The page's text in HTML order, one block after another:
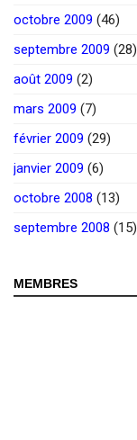
octobre 2009 (46)
septembre 2009 (28)
août 2009 (2)
mars 2009 (7)
février 2009 (29)
janvier 2009 (6)
octobre 2008 (13)
septembre 2008 (15)
MEMBRES